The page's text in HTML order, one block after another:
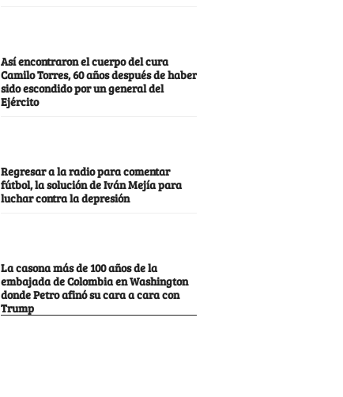
Así encontraron el cuerpo del cura
Camilo Torres, 60 años después de haber
sido escondido por un general del
Ejército
Regresar a la radio para comentar
fútbol, la solución de Iván Mejía para
luchar contra la depresión
La casona más de 100 años de la
embajada de Colombia en Washington
donde Petro afinó su cara a cara con
Trump